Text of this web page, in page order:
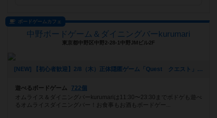
ボードゲームカフェ
中野ボードゲーム＆ダイニングバーkurumari
東京都中野区中野2-28-1中野JMビル2F
[NEW] 【初心者歓迎】2/8（木）正体隠匿ゲーム「Quest クエスト」をやろう！苦手でも一緒に楽しめます！（2024年02月07日 20時06分）
遊べるボードゲーム
722個
オムライス＆ダイニングバーkurumariは11:30〜23:30までボドゲも遊べ
るオムライスダイニングバー！お食事もお酒もボードゲー...